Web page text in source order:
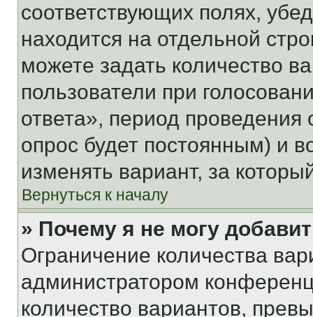
соответствующих полях,
находится на отдельной
можете задать количество
пользователи при
ответа», период проведения
опрос будет постоянным) и
изменять вариант, за
Вернуться к началу
» Почему я не могу
Ограничение количества
администратором
количество вариантов,